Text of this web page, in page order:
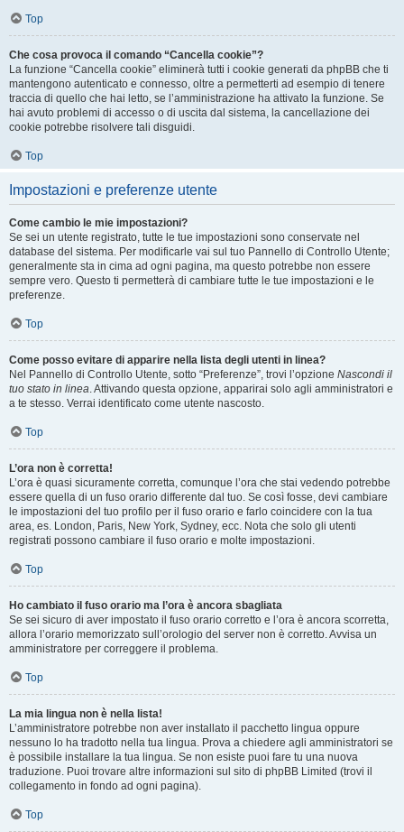
Top
Che cosa provoca il comando “Cancella cookie”?
La funzione “Cancella cookie” eliminerà tutti i cookie generati da phpBB che ti
mantengono autenticato e connesso, oltre a permetterti ad esempio di tenere
traccia di quello che hai letto, se l’amministrazione ha attivato la funzione. Se
hai avuto problemi di accesso o di uscita dal sistema, la cancellazione dei
cookie potrebbe risolvere tali disguidi.
Top
Impostazioni e preferenze utente
Come cambio le mie impostazioni?
Se sei un utente registrato, tutte le tue impostazioni sono conservate nel
database del sistema. Per modificarle vai sul tuo Pannello di Controllo Utente;
generalmente sta in cima ad ogni pagina, ma questo potrebbe non essere
sempre vero. Questo ti permetterà di cambiare tutte le tue impostazioni e le
preferenze.
Top
Come posso evitare di apparire nella lista degli utenti in linea?
Nel Pannello di Controllo Utente, sotto “Preferenze”, trovi l’opzione Nascondi il
tuo stato in linea. Attivando questa opzione, apparirai solo agli amministratori e
a te stesso. Verrai identificato come utente nascosto.
Top
L’ora non è corretta!
L’ora è quasi sicuramente corretta, comunque l’ora che stai vedendo potrebbe
essere quella di un fuso orario differente dal tuo. Se così fosse, devi cambiare
le impostazioni del tuo profilo per il fuso orario e farlo coincidere con la tua
area, es. London, Paris, New York, Sydney, ecc. Nota che solo gli utenti
registrati possono cambiare il fuso orario e molte impostazioni.
Top
Ho cambiato il fuso orario ma l’ora è ancora sbagliata
Se sei sicuro di aver impostato il fuso orario corretto e l’ora è ancora scorretta,
allora l’orario memorizzato sull’orologio del server non è corretto. Avvisa un
amministratore per correggere il problema.
Top
La mia lingua non è nella lista!
L’amministratore potrebbe non aver installato il pacchetto lingua oppure
nessuno lo ha tradotto nella tua lingua. Prova a chiedere agli amministratori se
è possibile installare la tua lingua. Se non esiste puoi fare tu una nuova
traduzione. Puoi trovare altre informazioni sul sito di phpBB Limited (trovi il
collegamento in fondo ad ogni pagina).
Top